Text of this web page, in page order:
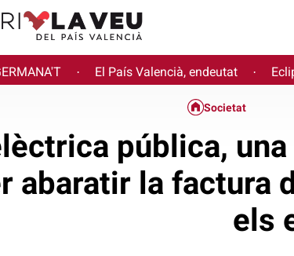
· El País Valencià, endeutat ·
Societat
pública,
abaratir la factura
els